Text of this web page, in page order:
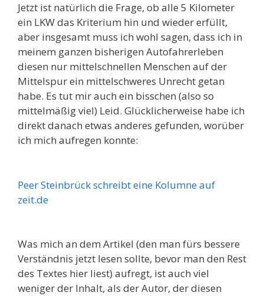
Jetzt ist natürlich die Frage, ob alle 5 Kilometer
ein LKW das Kriterium hin und wieder erfüllt,
aber insgesamt muss ich wohl sagen, dass ich in
meinem ganzen bisherigen Autofahrerleben
diesen nur mittelschnellen Menschen auf der
Mittelspur ein mittelschweres Unrecht getan
habe. Es tut mir auch ein bisschen (also so
mittelmäßig viel) Leid. Glücklicherweise habe ich
direkt danach etwas anderes gefunden, worüber
ich mich aufregen konnte:
Peer Steinbrück schreibt eine Kolumne auf
zeit.de
Was mich an dem Artikel (den man fürs bessere
Verständnis jetzt lesen sollte, bevor man den Rest
des Textes hier liest) aufregt, ist auch viel
weniger der Inhalt, als der Autor, der diesen